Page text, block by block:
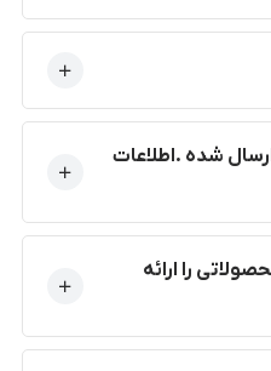
شده .اطلاعات
را ارائه